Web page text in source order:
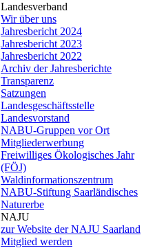
Landesverband
Wir über uns
Jahresbericht 2024
Jahresbericht 2023
Jahresbericht 2022
Archiv der Jahresberichte
Transparenz
Satzungen
Landesgeschäftsstelle
Landesvorstand
NABU-Gruppen vor Ort
Mitgliederwerbung
Freiwilliges Ökologisches Jahr
(FÖJ)
Waldinformationszentrum
NABU-Stiftung Saarländisches
Naturerbe
NAJU
zur Website der NAJU Saarland
Mitglied werden